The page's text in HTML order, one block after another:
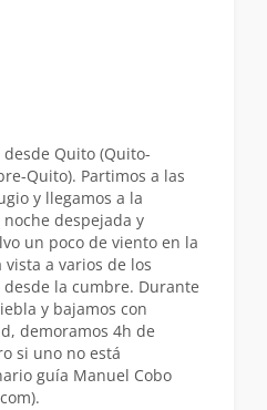
Quito (Quito-
Quito). Partimos a las
y llegamos a la
despejada y
un poco de viento en la
a varios de los
la cumbre. Durante
y bajamos con
demoramos 4h de
si uno no está
guía Manuel Cobo
).